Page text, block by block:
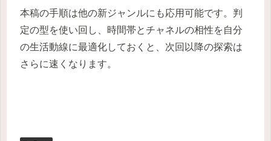
本稿の手順は他の新ジャンルにも応用可能です。判
定の型を使い回し、時間帯とチャネルの相性を自分
の生活動線に最適化しておくと、次回以降の探索は
さらに速くなります。